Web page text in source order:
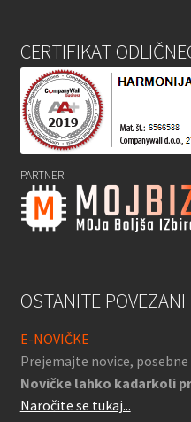
CERTIFIKAT
PARTNER
OSTANITE POVEZANI
E-NOVIČKE
Prejemajte novice,
Novičke lahko kadarkoli
Naročite se tukaj...